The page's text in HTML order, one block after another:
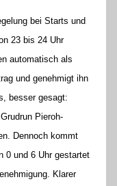
bei Starts und
23 bis 24 Uhr
automatisch als
und genehmigt ihn
besser gesagt:
Pieroh-
Dennoch kommt
0 und 6 Uhr gestartet
Klarer